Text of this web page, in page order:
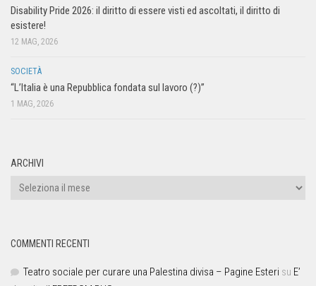
Disability Pride 2026: il diritto di essere visti ed ascoltati, il diritto di
esistere!
12 MAG, 2026
SOCIETÀ
“L’Italia è una Repubblica fondata sul lavoro (?)”
1 MAG, 2026
ARCHIVI
COMMENTI RECENTI
Teatro sociale per curare una Palestina divisa – Pagine Esteri su E’